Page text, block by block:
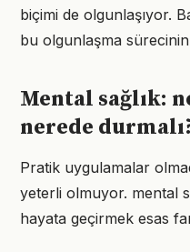
biçimi de olgunlaşıyor.
bu olgunlaşma
Mental sağlık:
nerede
Pratik uygulamalar
yeterli olmuyor. mental
hayata geçirmek esas